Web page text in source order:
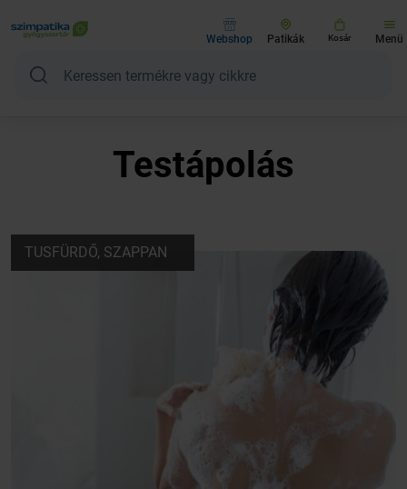
Webshop Patikák Kosár Menü
Testápolás
TUSFÜRDŐ, SZAPPAN